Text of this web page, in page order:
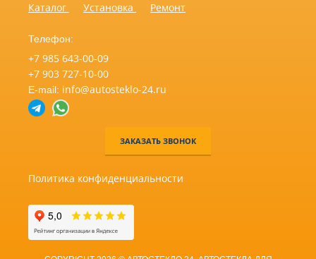
Каталог Установка Ремонт
Телефон:
+7 985 643-00-09
+7 903 727-10-00
E-mail: info@autosteklo-24.ru
ЗАКАЗАТЬ ЗВОНОК
Политика конфиденциальности